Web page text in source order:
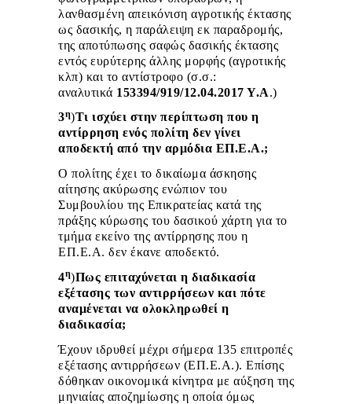
λανθασμένη απεικόνιση αγροτικής έκτασης
ως δασικής, η παράλειψη εκ παραδρομής,
της αποτύπωσης σαφώς δασικής έκτασης
εντός ευρύτερης άλλης μορφής (αγροτικής
κλπ) και το αντίστροφο (σ.σ.:
αναλυτικά 153394/919/12.04.2017 Υ.Α.)
3η)Τι ισχύει στην περίπτωση που η
αντίρρηση ενός πολίτη δεν γίνει
αποδεκτή από την αρμόδια ΕΠ.Ε.Α.;
Ο πολίτης έχει το δικαίωμα άσκησης
αίτησης ακύρωσης ενώπιον του
Συμβουλίου της Επικρατείας κατά της
πράξης κύρωσης του δασικού χάρτη για το
τμήμα εκείνο της αντίρρησης που η
ΕΠ.Ε.Α. δεν έκανε αποδεκτό.
4η)Πως επιταχύνεται η διαδικασία
εξέτασης των αντιρρήσεων και πότε
αναμένεται να ολοκληρωθεί η
διαδικασία;
Έχουν ιδρυθεί μέχρι σήμερα 135 επιτροπές
εξέτασης αντιρρήσεων (ΕΠ.Ε.Α.). Επίσης
δόθηκαν οικονομικά κίνητρα με αύξηση της
μηνιαίας αποζημίωσης η οποία όμως